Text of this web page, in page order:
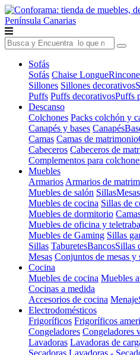
Península Canarias
Sofás
Sofás Chaise Longue
Sillones Sillones decorativos
Puffs Puffs decorativosPuffs
Descanso
Colchones Packs colchón y
Canapés y bases Canapés
Camas Camas de matrimonio
Cabeceros Cabeceros de
Complementos para
Muebles
Armarios Armarios de
Muebles de salón Sillas
Muebles de cocina Sillas de
Muebles de dormitorio
Muebles de oficina y
Muebles de Gaming Sillas
Sillas TaburetesBancosSillas
Mesas Conjuntos de mesas y
Cocina
Muebles de cocina Muebles
Cocinas a medida
Accesorios de cocina Menaje
Electrodomésticos
Frigoríficos Frigoríficos
Congeladores Congeladores
Lavadoras Lavadoras de
Secadoras Lavadoras -